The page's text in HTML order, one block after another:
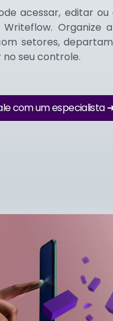
acessar, editar
Organize
setores,
seu controle.
com um especialista